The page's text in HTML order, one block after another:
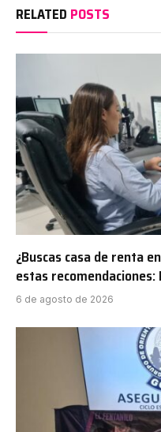
RELATED POSTS
¿Buscas casa de renta
estas recomendaciones:
6 de agosto de 2026